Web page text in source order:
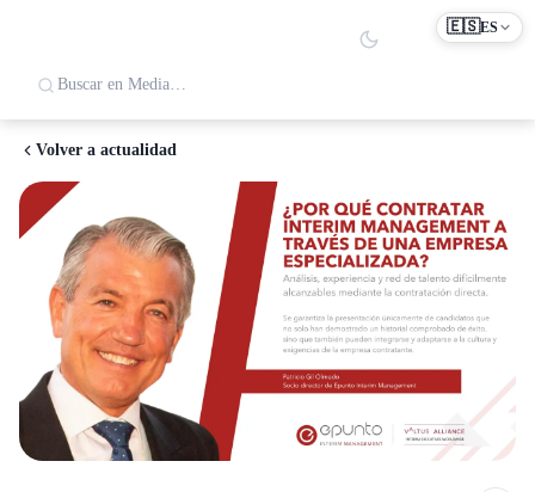
Volver a actualidad
🇪🇸ES